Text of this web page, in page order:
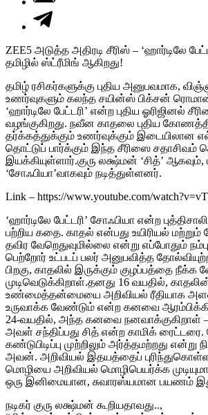
ZEE5 அடுத்த அதிரடி சீரிஸ் – ‘ஹார்டிலே
தமிழில் ஸ்ட்ரீமிங் ஆகிறது!
தமிழ் ரசிகர்களுக்கு புதிய அனுபவமாக,
உணர்வுகளும் கலந்த சயின்ஸ் பிக்சன்
‘ஹார்டிலே பேட்டரி’ என்ற புதிய ஓரிஜினல்
வழங்குகிறது. நவீன காதலை புதிய
தர்க்கத்துக்கும் உணர்வுக்கும் இடையிலான
தொட்டுப் பார்க்கும் இந்த சீரிஸை சதாசிவம்
இயக்கியுள்ளார்.குரு லக்ஷ்மன் ‘சித்’ ஆகவும்,
‘சோஃபியா’வாகவும் நடித்துள்ளனர்.
Link – https://www.youtube.com/
‘ஹார்டிலே பேட்டரி’ சோஃபியா என்ற
பற்றிய கதை. காதல் என்பது உயிரியல்
தவிர வேறெதுவுமில்லை என்று எப்போதும்
பெற்றோர் உட்படப் பலர் அனுபவித்த
பிறகு, காதலில் இருக்கும் குழப்பத்தை நீக்க
முடிவெடுக்கிறாள்.தனது 16 வயதில்,
உண்மைத்தன்மையை அறிவியல் ரீதியாக
உருவாக்க வேண்டும் என்ற கனவை
24-வயதில், அந்த கனவை
அவள் சந்திப்பது சித் என்ற காமிக் ரைட்டரை.
கண்டுபிடிப்பு முற்றிலும் அர்த்தமற்றது
அவன். அறிவியல் இதயத்தைப் புரிந்துகொள்ள
மொழியை அறிவியல் மொழிபெயர்க்க
ஒரு இனிமையான, சுவாரஸ்யமான பயணம்
நடிகர் குரு லக்ஷ்மன் கூறியதாவது..,